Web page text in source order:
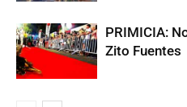
PRIMICIA:
Zito Fuentes